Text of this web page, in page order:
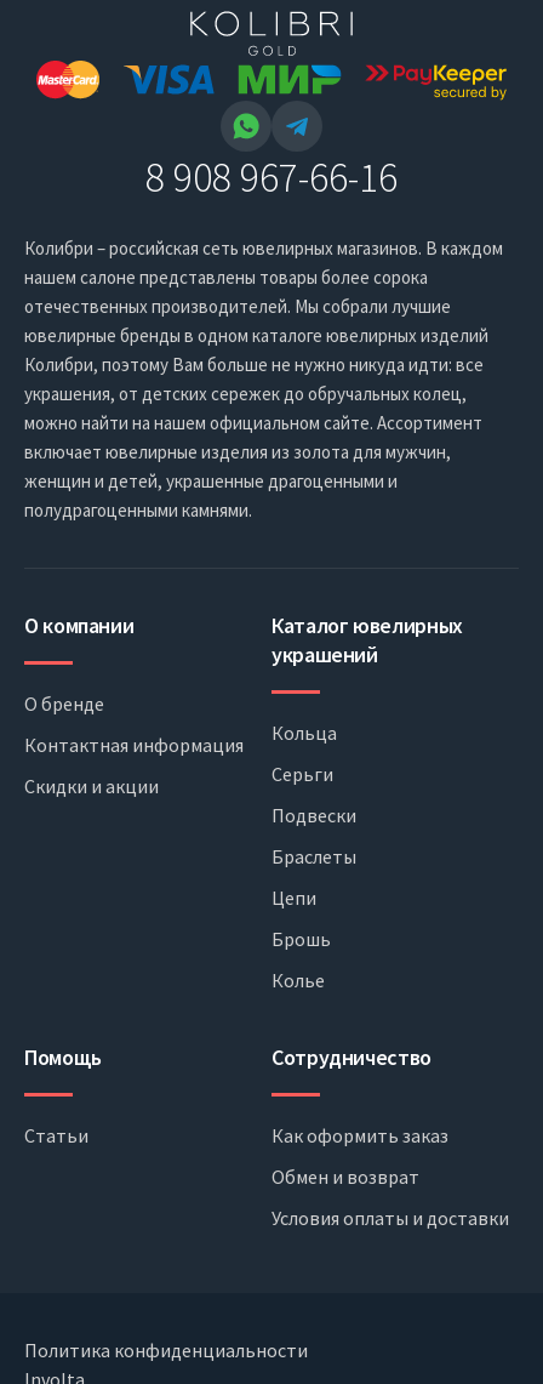
8 908 967-66-16
Колибри – российская сеть ювелирных магазинов. В каждом
нашем салоне представлены товары более сорока
отечественных производителей. Мы собрали лучшие
ювелирные бренды в одном каталоге ювелирных изделий
Колибри, поэтому Вам больше не нужно никуда идти: все
украшения, от детских сережек до обручальных колец,
можно найти на нашем официальном сайте. Ассортимент
включает ювелирные изделия из золота для мужчин,
женщин и детей, украшенные драгоценными и
полудрагоценными камнями.
О компании
О бренде
Контактная информация
Скидки и акции
Каталог ювелирных
украшений
Кольца
Серьги
Подвески
Браслеты
Цепи
Брошь
Колье
Помощь
Статьи
Сотрудничество
Как оформить заказ
Обмен и возврат
Условия оплаты и доставки
Политика конфиденциальности